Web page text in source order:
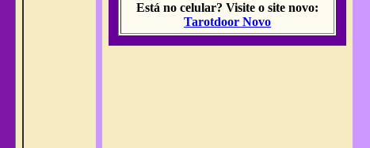
Está no celular? Visite o site novo:
Tarotdoor Novo